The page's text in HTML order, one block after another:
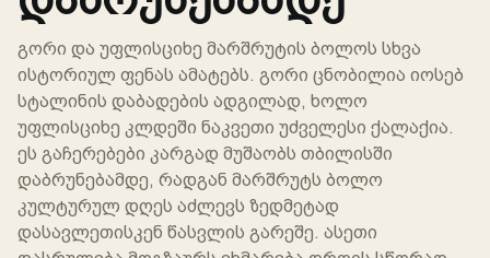
გორი და უფლისციხე მარშრუტის ბოლოს სხვა
ისტორიულ ფენას ამატებს. გორი ცნობილია იოსებ
სტალინის დაბადების ადგილად, ხოლო
უფლისციხე კლდეში ნაკვეთი უძველესი ქალაქია.
ეს გაჩერებები კარგად მუშაობს თბილისში
დაბრუნებამდე, რადგან მარშრუტს ბოლო
კულტურულ დღეს აძლევს ზედმეტად
დასავლეთისკენ წასვლის გარეშე. ასეთი